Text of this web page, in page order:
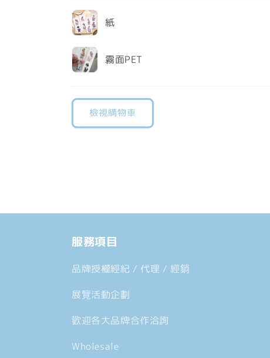
您
的
物
車
紙
霧面PET
入
中......檢視購物車
服務項目
品牌授權經紀 / 代理 / 經銷
展覽活動企劃
歡迎各大品牌合作洽詢
Wholesale